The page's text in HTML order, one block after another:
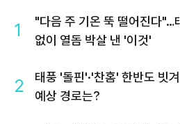
1
"다음 주 기온 뚝 떨어진다"…
없이 열돔 박살 낸 '이것'
2
태풍 '돌핀'·'찬홈' 한반도 빗
예상 경로는?